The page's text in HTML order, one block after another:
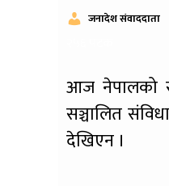
जनादेश संवाददाता
आज नेपालको
सञ्चालित
देखिएन ।